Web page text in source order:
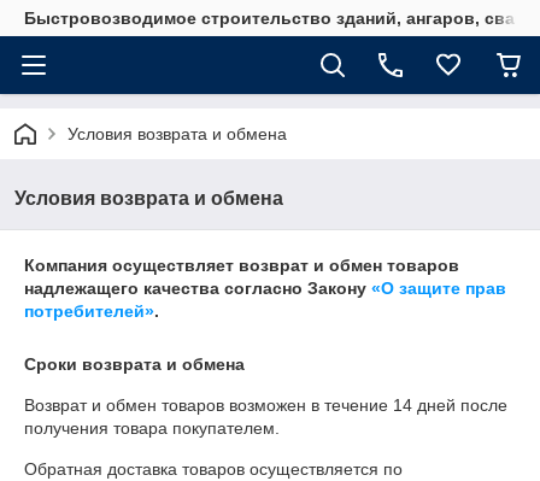
Быстровозводимое строительство зданий, ангаров,
Условия возврата и обмена
Условия возврата и обмена
Компания осуществляет возврат и обмен товаров
надлежащего качества согласно Закону «О защите прав
потребителей».
Сроки возврата и обмена
Возврат и обмен товаров возможен в течение 14 дней после
получения товара покупателем.
Обратная доставка товаров осуществляется по